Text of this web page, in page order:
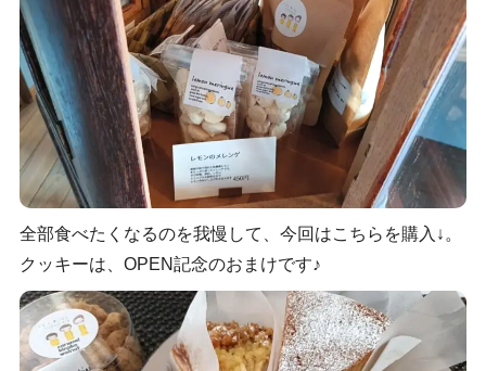
全部食べたくなるのを我慢して、今回はこちらを購入↓。
クッキーは、OPEN記念のおまけです♪